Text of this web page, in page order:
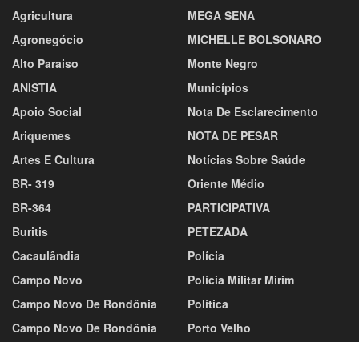
Agricultura
Agronegócio
Alto Paraiso
ANISTIA
Apoio Social
Ariquemes
Artes E Cultura
BR- 319
BR-364
Buritis
Cacaulândia
Campo Novo
Campo Novo De Rondônia
Campo Novo De Rondônia
MEGA SENA
MICHELLE BOLSONARO
Monte Negro
Municípios
Nota De Esclarecimento
NOTA DE PESAR
Notícias Sobre Saúde
Oriente Médio
PARTICIPATIVA
PETEZADA
Polícia
Polícia Militar Mirim
Política
Porto Velho